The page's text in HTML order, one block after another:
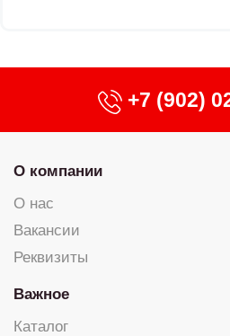
+7 (902)
О компании
О нас
Вакансии
Реквизиты
Важное
Каталог